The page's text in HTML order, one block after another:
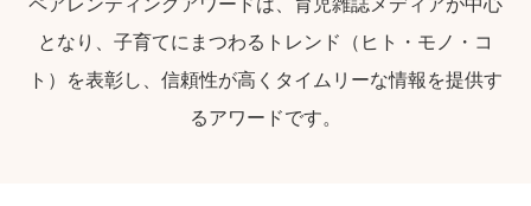
となり、子育てにまつわるトレンド（ヒト・モノ・コ
ト）を表彰し、信頼性が高くタイムリーな情報を提供す
るアワードです。